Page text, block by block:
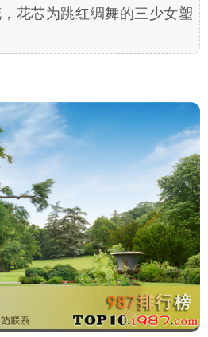
花芯为跳红绸舞的三少女塑